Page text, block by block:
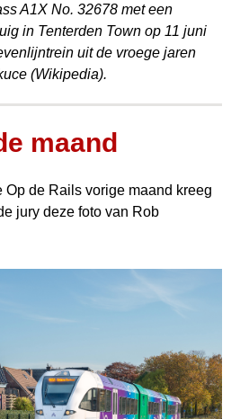
A1X No. 32678 met een
in Tenterden Town op 11 juni
uit de vroege jaren
(Wikipedia).
maand
Op de Rails vorige maand kreeg
jury deze foto van Rob